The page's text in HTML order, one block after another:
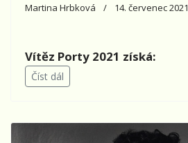
Martina Hrbková 14. červenec 2021
Vítěz Porty 2021 získá:
Číst dál